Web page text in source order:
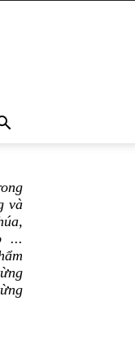
và
...